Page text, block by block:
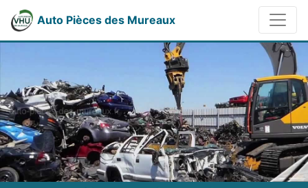
Auto Pièces des Mureaux